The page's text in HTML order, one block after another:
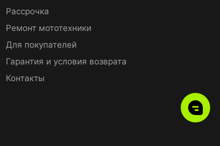
Рассрочка
Ремонт мототехники
Для покупателей
Гарантия и условия возврата
Контакты